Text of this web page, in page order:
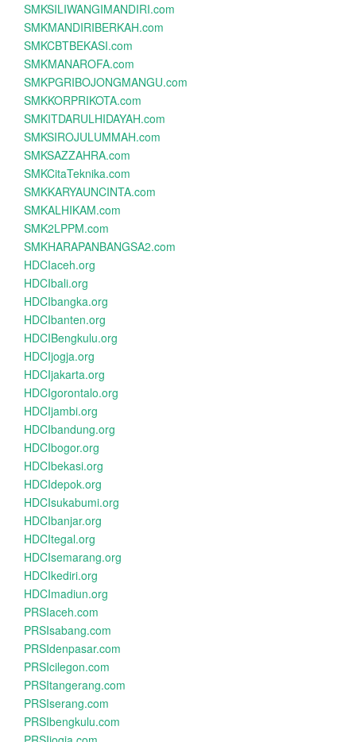
SMKSILIWANGIMANDIRI.com
SMKMANDIRIBERKAH.com
SMKCBTBEKASI.com
SMKMANAROFA.com
SMKPGRIBOJONGMANGU.com
SMKKORPRIKOTA.com
SMKITDARULHIDAYAH.com
SMKSIROJULUMMAH.com
SMKSAZZAHRA.com
SMKCitaTeknika.com
SMKKARYAUNCINTA.com
SMKALHIKAM.com
SMK2LPPM.com
SMKHARAPANBANGSA2.com
HDCIaceh.org
HDCIbali.org
HDCIbangka.org
HDCIbanten.org
HDCIBengkulu.org
HDCIjogja.org
HDCIjakarta.org
HDCIgorontalo.org
HDCIjambi.org
HDCIbandung.org
HDCIbogor.org
HDCIbekasi.org
HDCIdepok.org
HDCIsukabumi.org
HDCIbanjar.org
HDCItegal.org
HDCIsemarang.org
HDCIkediri.org
HDCImadiun.org
PRSIaceh.com
PRSIsabang.com
PRSIdenpasar.com
PRSIcilegon.com
PRSItangerang.com
PRSIserang.com
PRSIbengkulu.com